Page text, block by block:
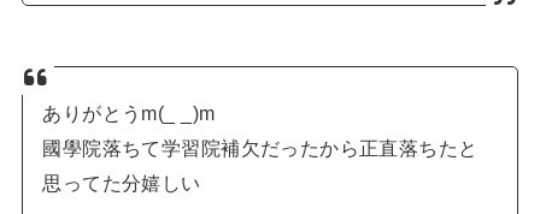
ありがとうm(_ _)m
國學院落ちて学習院補欠だったから正直落ちたと
思ってた分嬉しい